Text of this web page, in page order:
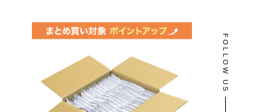
FOLLOW US